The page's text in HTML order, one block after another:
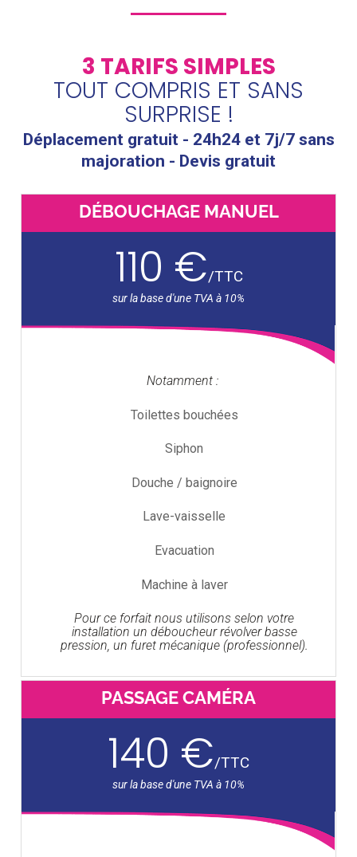
3 TARIFS SIMPLES
TOUT COMPRIS ET SANS
SURPRISE !
Déplacement gratuit - 24h24 et 7j/7 sans
majoration - Devis gratuit
DÉBOUCHAGE MANUEL
110 €/TTC
Notamment :
Toilettes bouchées
Siphon
Douche / baignoire
Lave-vaisselle
Evacuation
Machine à laver
Pour ce forfait nous utilisons selon votre
installation un déboucheur révolver basse
pression, un furet mécanique (professionnel).
PASSAGE CAMÉRA
140 €/TTC